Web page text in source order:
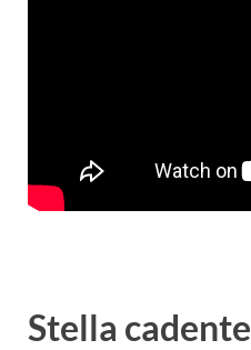
Stella cadente